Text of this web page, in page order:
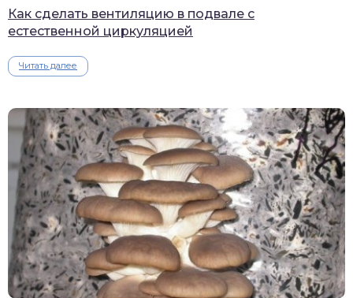
Как сделать вентиляцию в подвале с
естественной циркуляцией
Читать далее